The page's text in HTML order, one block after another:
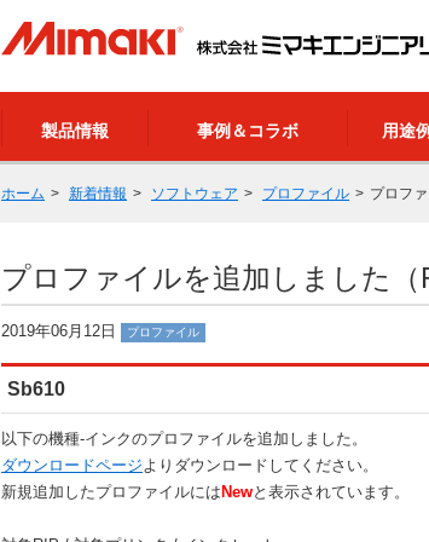
製品情報 事例＆コラボ 用途例
ホーム 新着情報 ソフトウェア プロファイル プロフ
プロファイルを追加しました（
2019年06月12日 プロファイル
Sb610
以下の機種-インクのプロファイルを追加しました。
ダウンロードページよりダウンロードしてください。
新規追加したプロファイルには Newと表示されています。